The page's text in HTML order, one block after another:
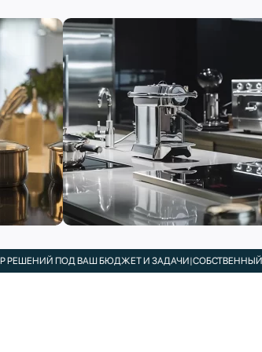
ПОД ВАШ БЮДЖЕТ И ЗАДАЧИ|СОБСТВЕННЫЙ